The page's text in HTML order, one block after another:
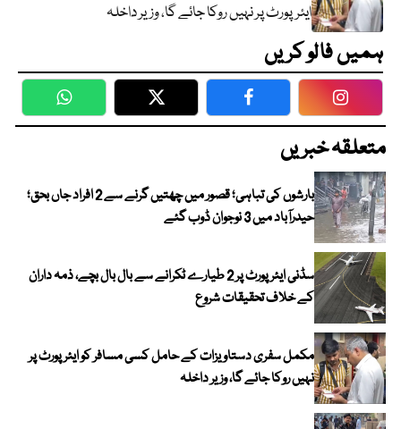
ایئرپورٹ پر نہیں روکا جائے گا، وزیر داخلہ
ہمیں فالو کریں
WhatsApp Twitter Facebook
متعلقہ خبریں
بارشوں کی تباہی؛ قصور میں چھتیں گرنے سے 2 افراد جاں بحق؛
حیدرآباد میں 3 نوجوان ڈوب گئے
سڈنی ایئرپورٹ پر 2 طیارے ٹکرانے سے بال بال بچے، ذمہ داران
کے خلاف تحقیقات شروع
مکمل سفری دستاویزات کے حامل کسی مسافر کو ایئرپورٹ پر
نہیں روکا جائے گا، وزیر داخلہ